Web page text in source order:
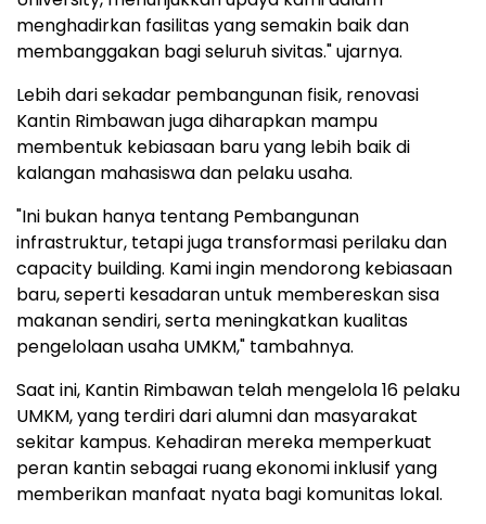
menghadirkan fasilitas yang semakin baik dan
membanggakan bagi seluruh sivitas." ujarnya.
Lebih dari sekadar pembangunan fisik, renovasi
Kantin Rimbawan juga diharapkan mampu
membentuk kebiasaan baru yang lebih baik di
kalangan mahasiswa dan pelaku usaha.
"Ini bukan hanya tentang Pembangunan
infrastruktur, tetapi juga transformasi perilaku dan
capacity building. Kami ingin mendorong kebiasaan
baru, seperti kesadaran untuk membereskan sisa
makanan sendiri, serta meningkatkan kualitas
pengelolaan usaha UMKM," tambahnya.
Saat ini, Kantin Rimbawan telah mengelola 16 pelaku
UMKM, yang terdiri dari alumni dan masyarakat
sekitar kampus. Kehadiran mereka memperkuat
peran kantin sebagai ruang ekonomi inklusif yang
memberikan manfaat nyata bagi komunitas lokal.